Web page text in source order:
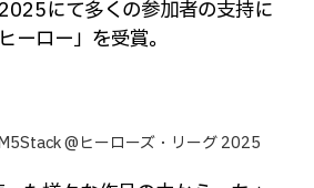
にて多くの参加者の支持に
ーロー」を受賞。
@ヒーローズ・リーグ 2025